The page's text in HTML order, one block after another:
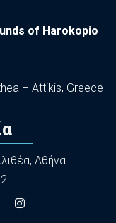
of Harokopio
– Attikis, Greece
Αθήνα